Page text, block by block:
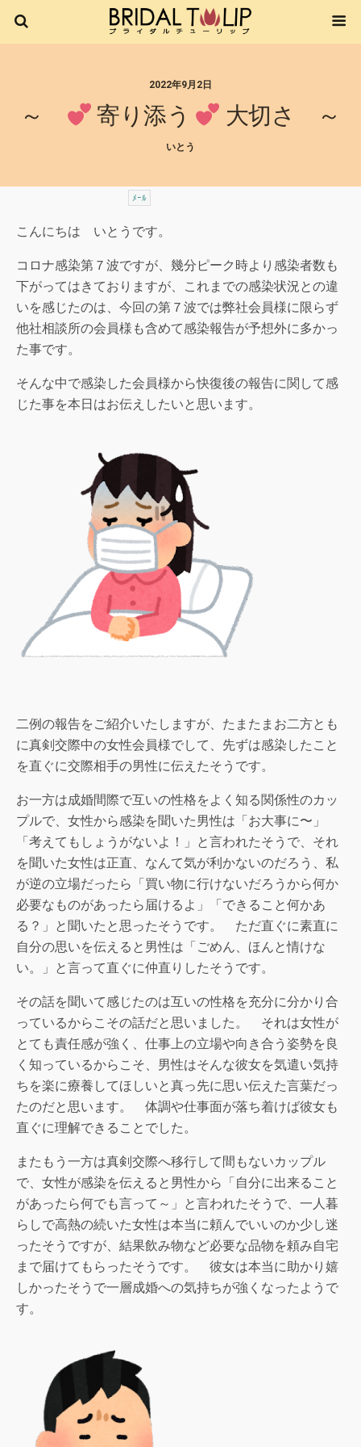
2022年9月2日
～ 寄り添う 大切さ ～
いとう
ﾒｰﾙ
こんにちは いとうです。
コロナ感染第７波ですが、幾分ピーク時より感染者数も
下がってはきておりますが、これまでの感染状況との違
いを感じたのは、今回の第７波では弊社会員様に限らず
他社相談所の会員様も含めて感染報告が予想外に多かっ
た事です。
そんな中で感染した会員様から快復後の報告に関して感
じた事を本日はお伝えしたいと思います。
二例の報告をご紹介いたしますが、たまたまお二方とも
に真剣交際中の女性会員様でして、先ずは感染したこと
を直ぐに交際相手の男性に伝えたそうです。
お一方は成婚間際で互いの性格をよく知る関係性のカッ
プルで、女性から感染を聞いた男性は「お大事に〜」
「考えてもしょうがないよ！」と言われたそうで、それ
を聞いた女性は正直、なんて気が利かないのだろう、私
が逆の立場だったら「買い物に行けないだろうから何か
必要なものがあったら届けるよ」「できること何かあ
る？」と聞いたと思ったそうです。 ただ直ぐに素直に
自分の思いを伝えると男性は「ごめん、ほんと情けな
い。」と言って直ぐに仲直りしたそうです。
その話を聞いて感じたのは互いの性格を充分に分かり合
っているからこその話だと思いました。 それは女性が
とても責任感が強く、仕事上の立場や向き合う姿勢を良
く知っているからこそ、男性はそんな彼女を気遣い気持
ちを楽に療養してほしいと真っ先に思い伝えた言葉だっ
たのだと思います。 体調や仕事面が落ち着けば彼女も
直ぐに理解できることでした。
またもう一方は真剣交際へ移行して間もないカップル
で、女性が感染を伝えると男性から「自分に出来ること
があったら何でも言って～」と言われたそうで、一人暮
らしで高熱の続いた女性は本当に頼んでいいのか少し迷
ったそうですが、結果飲み物など必要な品物を頼み自宅
まで届けてもらったそうです。 彼女は本当に助かり嬉
しかったそうで一層成婚への気持ちが強くなったようで
す。